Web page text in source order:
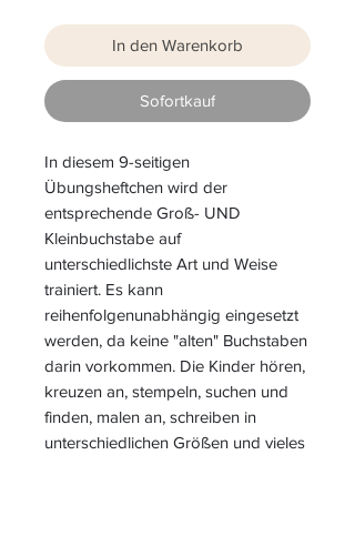
In den Warenkorb
Sofortkauf
In diesem 9-seitigen
Übungsheftchen wird der
entsprechende Groß- UND
Kleinbuchstabe auf
unterschiedlichste Art und Weise
trainiert. Es kann
reihenfolgenunabhängig eingesetzt
werden, da keine "alten" Buchstaben
darin vorkommen. Die Kinder hören,
kreuzen an, stempeln, suchen und
finden, malen an, schreiben in
unterschiedlichen Größen und vieles